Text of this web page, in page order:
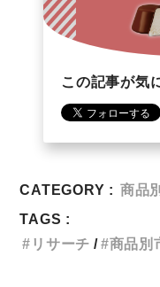
この記事が気
CATEGORY : 商品
TAGS :
リサーチ
商品別